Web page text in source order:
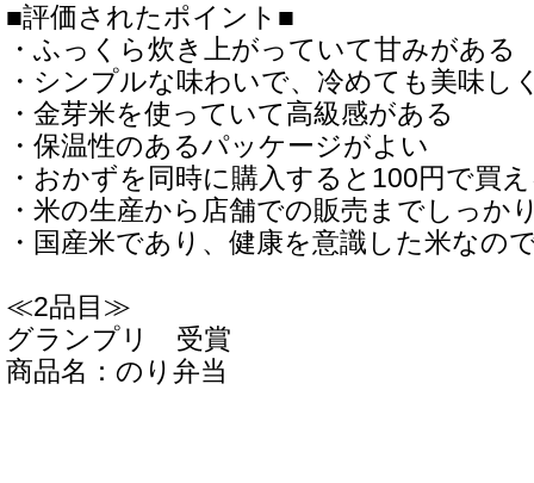
■評価されたポイント■
・ふっくら炊き上がっていて甘みがある
・シンプルな味わいで、冷めても美味し
・金芽米を使っていて高級感がある
・保温性のあるパッケージがよい
・おかずを同時に購入すると100円で買
・米の生産から店舗での販売までしっか
・国産米であり、健康を意識した米なの
≪2品目≫
グランプリ 受賞
商品名：のり弁当